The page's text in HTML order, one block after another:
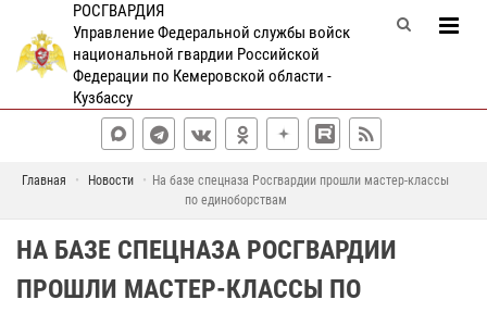
РОСГВАРДИЯ
Управление Федеральной службы войск
национальной гвардии Российской
Федерации по Кемеровской области -
Кузбассу
Главная Новости
На базе спецназа Росгвардии прошли мастер-классы
по единоборствам
НА БАЗЕ СПЕЦНАЗА РОСГВАРДИИ
ПРОШЛИ МАСТЕР-КЛАССЫ ПО